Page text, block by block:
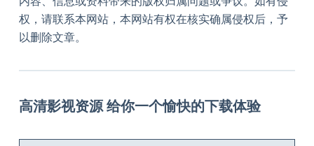
权，请联系本网站，本网站有权在核实确属侵权后，予
以删除文章。
高清影视资源 给你一个愉快的下载体验